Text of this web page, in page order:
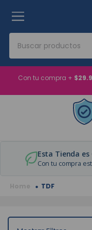
Buscar productos
Con tu compra +
Esta Tienda
Con tu compra
TDF
Términos Más Buscados
tv
8. caldera